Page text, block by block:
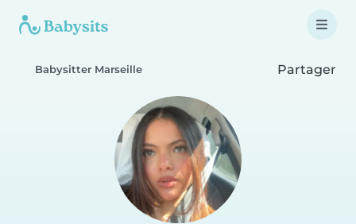
Babysitter Marseille Partager